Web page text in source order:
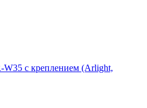
с креплением (Arlight,